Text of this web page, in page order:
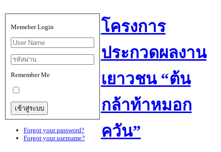
Memeber Login
Remember Me
Forgot your password?
Forgot your username?
โครงการ
ประกวดผลงาน
เยาวชน “ต้น
กล้าท้าหมอก
ควัน”